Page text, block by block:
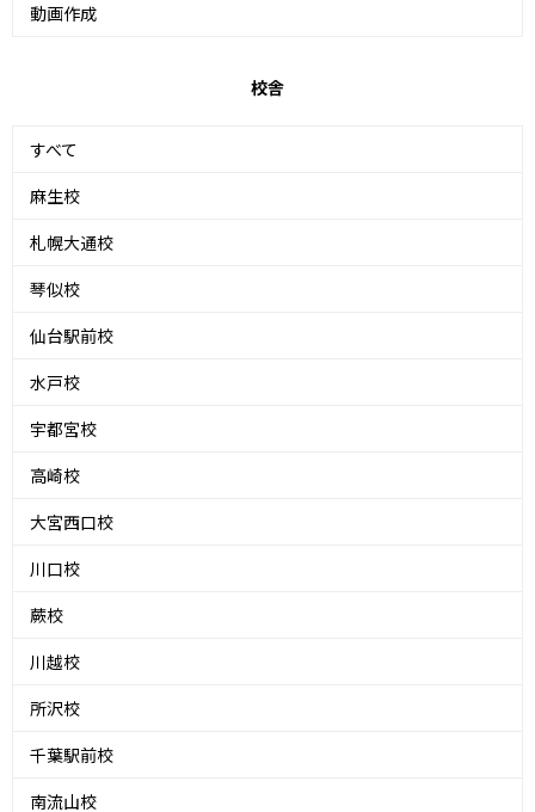
動画作成
校舎
すべて
麻生校
札幌大通校
琴似校
仙台駅前校
水戸校
宇都宮校
高崎校
大宮西口校
川口校
蕨校
川越校
所沢校
千葉駅前校
南流山校